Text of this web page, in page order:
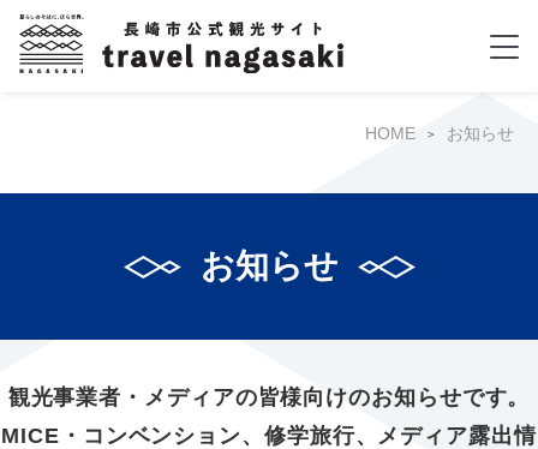
HOME お知らせ
お知らせ
観光事業者・メディアの皆様向けのお知らせです。
MICE・コンベンション、修学旅行、メディア露出情